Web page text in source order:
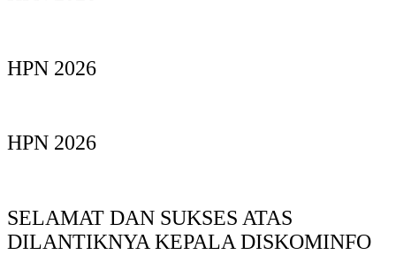
HPN 2026
HPN 2026
SELAMAT DAN SUKSES ATAS
DILANTIKNYA KEPALA DISKOMINFO